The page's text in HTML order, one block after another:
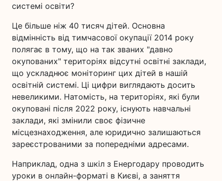
системі освіти?
Це більше ніж 40 тисяч дітей. Основна
відмінність від тимчасової окупації 2014 року
полягає в тому, що на так званих "давно
окупованих" територіях відсутні освітні заклади,
що ускладнює моніторинг цих дітей в нашій
освітній системі. Ці цифри виглядають досить
невеликими. Натомість, на територіях, які були
окуповані після 2022 року, існують навчальні
заклади, які змінили своє фізичне
місцезнаходження, але юридично залишаються
зареєстрованими за попередніми адресами.
Наприклад, одна з шкіл з Енергодару проводить
уроки в онлайн-форматі в Києві, а заняття